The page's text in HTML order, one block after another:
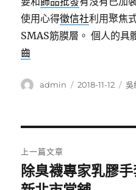
使用心得徵信社利用聚焦
SMAS筋膜層。 個人的具
齒
作
admin
發
2018-11-12
分
吳
章
上一篇文章
上
一
除臭襪專家乳膠